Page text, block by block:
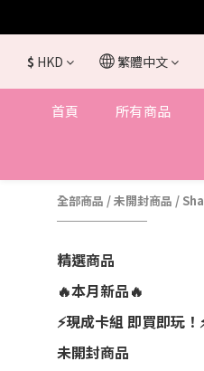
$ HKD 繁體中文
首頁 所有商品
全部商品 /未開封商品 /
精選商品
🔥本月新品🔥
⚡️現成卡組 即買即玩！
未開封商品